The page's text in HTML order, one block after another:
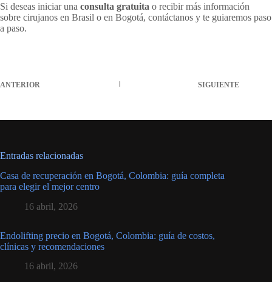
Si deseas iniciar una consulta gratuita o recibir más información
sobre cirujanos en Brasil o en Bogotá, contáctanos y te guiaremos paso
a paso.
ANTERIOR SIGUIENTE
Entradas relacionadas
Casa de recuperación en Bogotá, Colombia: guía completa
para elegir el mejor centro
16 abril, 2026
Endolifting precio en Bogotá, Colombia: guía de costos,
clínicas y recomendaciones
16 abril, 2026